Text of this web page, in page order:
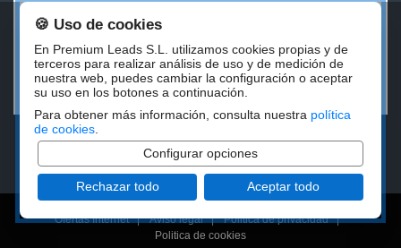
27,00 €/mes
CONTRATAR
Ofertas Internet| Aviso legal| Politica de privacidad|
Politica de cookies
🍪 Uso de cookies
En Premium Leads S.L. utilizamos cookies propias y de
terceros para realizar análisis de uso y de medición de
nuestra web, puedes cambiar la configuración o aceptar
su uso en los botones a continuación.
Para obtener más información, consulta nuestra política
de cookies
Configurar opciones
Rechazar todo Aceptar todo